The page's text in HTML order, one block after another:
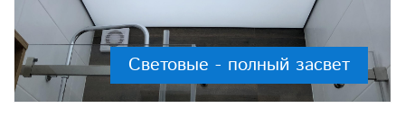
Световые - полный засвет